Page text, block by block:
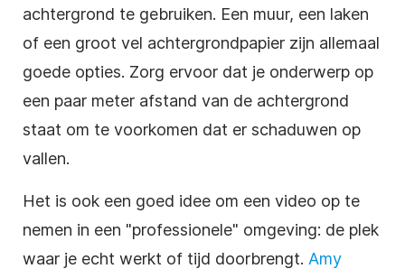
achtergrond te gebruiken. Een muur, een laken
of een groot vel achtergrondpapier zijn allemaal
goede opties. Zorg ervoor dat je onderwerp op
een paar meter afstand van de achtergrond
staat om te voorkomen dat er schaduwen op
vallen.
Het is ook een goed idee om een video op te
nemen in een "professionele" omgeving: de plek
waar je echt werkt of tijd doorbrengt. Amy